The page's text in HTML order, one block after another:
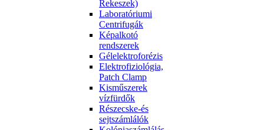
Rekeszek)
Laboratóriumi
Centrifugák
Képalkotó
rendszerek
Gélelektroforézis
Elektrofiziológia,
Patch Clamp
Kisműszerek
vízfürdők
Részecske-és
sejtszámlálók